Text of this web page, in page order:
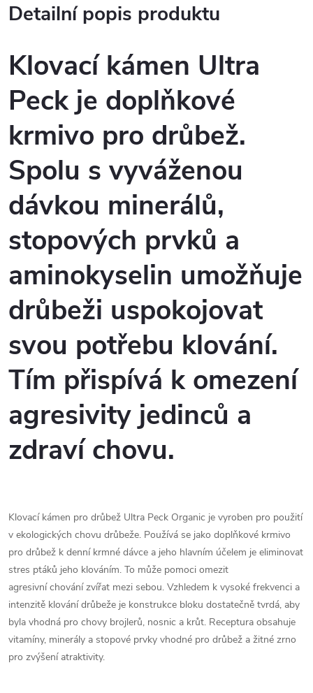
Detailní popis produktu
Klovací kámen Ultra
Peck je doplňkové
krmivo pro drůbež.
Spolu s vyváženou
dávkou minerálů,
stopových prvků a
aminokyselin umožňuje
drůbeži uspokojovat
svou potřebu klování.
Tím přispívá k omezení
agresivity jedinců a
zdraví chovu.
Klovací kámen pro drůbež Ultra Peck Organic je vyroben pro použití
v ekologických chovu drůbeže. Používá se jako doplňkové krmivo
pro drůbež k denní krmné dávce a jeho hlavním účelem je eliminovat
stres ptáků jeho klováním. To může pomoci omezit
agresivní chování zvířat mezi sebou. Vzhledem k vysoké frekvenci a
intenzitě klování drůbeže je konstrukce bloku dostatečně tvrdá, aby
byla vhodná pro chovy brojlerů, nosnic a krůt. Receptura obsahuje
vitamíny, minerály a stopové prvky vhodné pro drůbež a žitné zrno
pro zvýšení atraktivity.